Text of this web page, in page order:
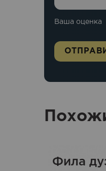
Ваша оценка
Фила